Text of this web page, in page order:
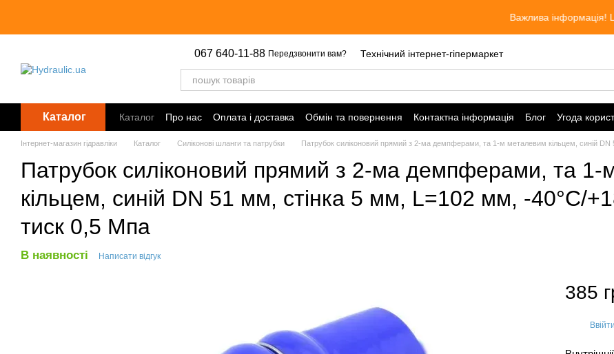
Важлива інформація! Ціни
067 640-11-88 Передзвонити вам? Технічний інтернет-гіпермаркет
Каталог Каталог Про нас Оплата і доставка Обмін та повернення Контактна інформація Блог Угода
Інтернет-магазин гідравліки Каталог Силіконові шланги та патрубки Патрубок силіконовий прямий з 2-ма демпферами, та 1-м металевим кільцем, синій
Патрубок силіконовий прямий з 2-ма демпферами, та
кільцем, синій DN 51 мм, стінка 5 мм, L=102 мм, -40°C/
тиск 0,5 Мпа
В наявності Написати відгук
385
Ввійти